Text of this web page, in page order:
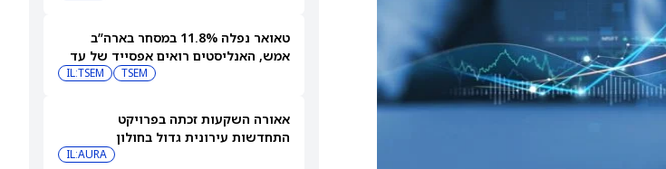
טאואר נפלה 11.8% במסחר בארה”ב
אמש, האנליסטים רואים אפסייד של עד
TSEM
IL:TSEM
אאורה השקעות זכתה בפרויקט
התחדשות עירונית גדול בחולון
IL:AURA